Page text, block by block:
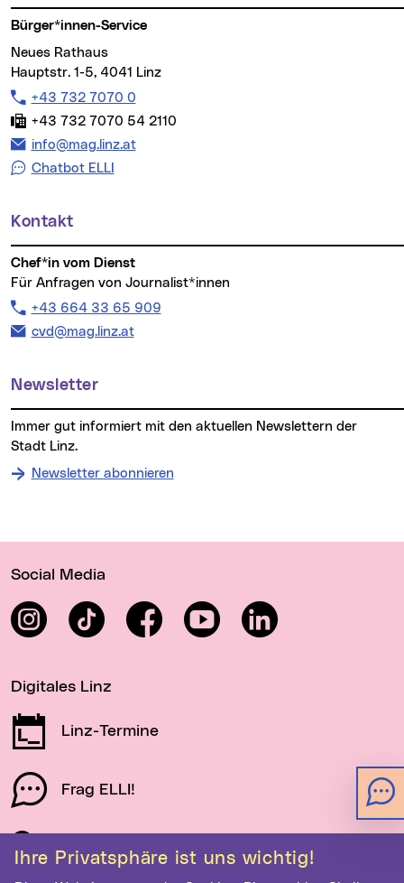
Ihre Privatsphäre ist uns wichtig!
Bürger*innen-Service
Neues Rathaus
Hauptstr. 1-5, 4041 Linz
Telefon:
+43 732 7070 0
Fax:
+43 732 7070 54 2110
E-Mail Adresse:
info@mag.linz.at
Chatbot ELLI
Kontakt
Chef*in vom Dienst
Für Anfragen von Journalist*innen
Telefon:
+43 664 33 65 909
E-Mail Adresse:
cvd@mag.linz.at
Newsletter
Stadt Linz.
Newsletter abonnieren
Social Media
InstagramTikTok FacebookYouTube LinkedIn
Digitales Linz
Linz-Termine
Frag ELLI!
Schau auf Linz